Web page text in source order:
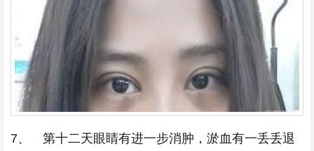
7、 第十二天眼睛有进一步消肿，淤血有一丢丢退